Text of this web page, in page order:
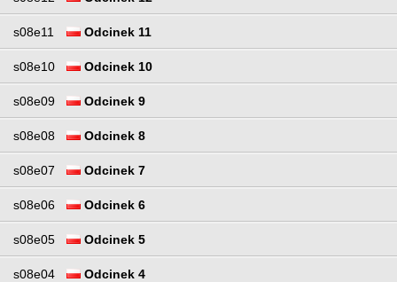
s08e11 Odcinek 11
s08e10 Odcinek 10
s08e09 Odcinek 9
s08e08 Odcinek 8
s08e07 Odcinek 7
s08e06 Odcinek 6
s08e05 Odcinek 5
s08e04 Odcinek 4